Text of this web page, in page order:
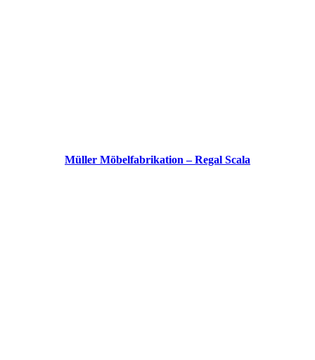
Müller Möbelfabrikation – Regal Scala